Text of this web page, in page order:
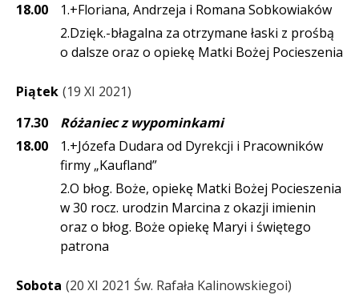
18.00
1.+Floriana, Andrzeja i Romana Sobkowiaków
2.Dzięk.-błagalna za otrzymane łaski z prośbą
o dalsze oraz o opiekę Matki Bożej Pocieszenia
Piątek 19 XI 2021
17.30
Różaniec z wypominkami
18.00
1.+Józefa Dudara od Dyrekcji i Pracowników
firmy „Kaufland”
2.O błog. Boże, opiekę Matki Bożej Pocieszenia
w 30 rocz. urodzin Marcina z okazji imienin
oraz o błog. Boże opiekę Maryi i świętego
patrona
Sobota 20 XI 2021 Św. Rafała Kalinowskiegoi